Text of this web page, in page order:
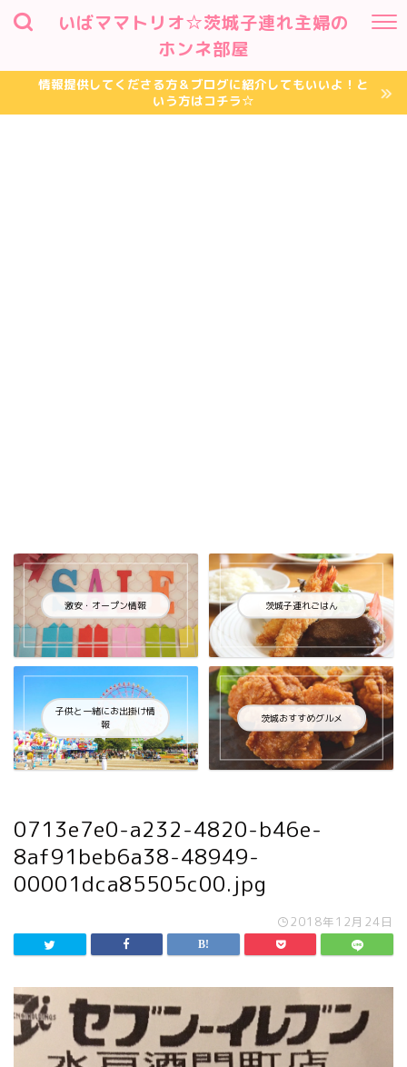
いばママトリオ☆茨城子連れ主婦の
ホンネ部屋
情報提供してくださる方＆ブログに紹介してもいいよ！と
いう方はコチラ☆
激安・オープン情報 茨城子連れごはん
子供と一緒にお出掛け情
報
茨城おすすめグルメ
0713e7e0-a232-4820-b46e-
8af91beb6a38-48949-
00001dca85505c00.jpg
2018年12月24日